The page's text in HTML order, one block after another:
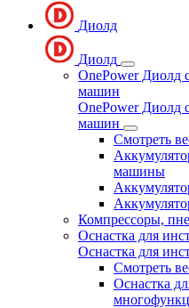
Диолд
Диолд
OnePower Диолд
машин
OnePower Диолд
машин
Смотреть
машины
Компрессоры,
Оснастка для
Оснастка для
Смотреть
Оснастка